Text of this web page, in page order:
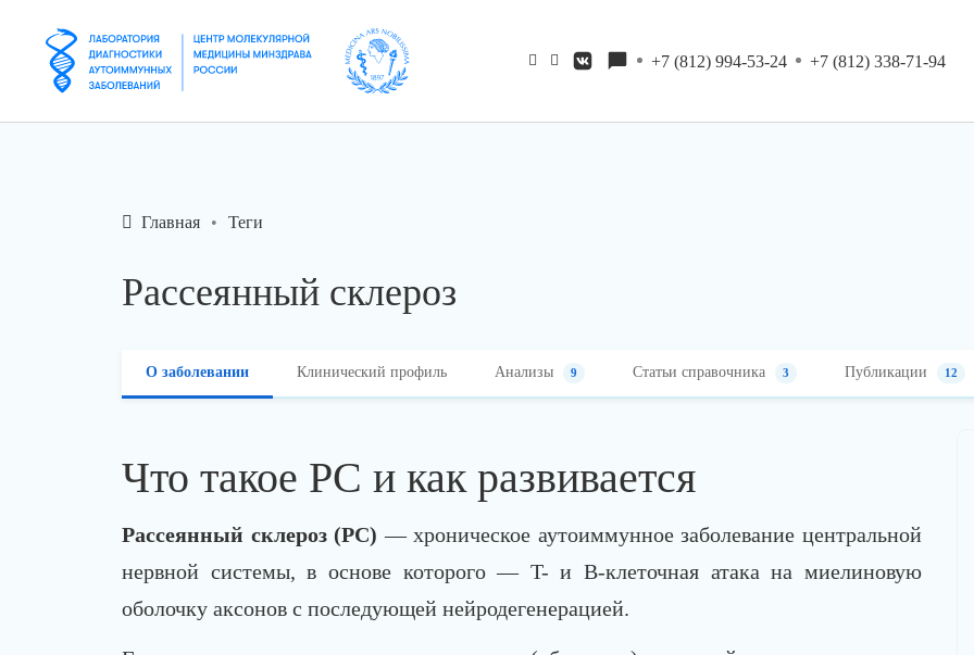
+7 (812) 994-53-24 +7 (812) 338-71-94
Главная Теги
Рассеянный склероз
О заболевании Клинический профиль Анализы 9 Статьи справочника 3 Публикации 12
Что такое РС и как развивается
Рассеянный склероз (РС) — хроническое аутоиммунное заболевание центральной
нервной системы, в основе которого — T- и B-клеточная атака на миелиновую
оболочку аксонов с последующей нейродегенерацией.